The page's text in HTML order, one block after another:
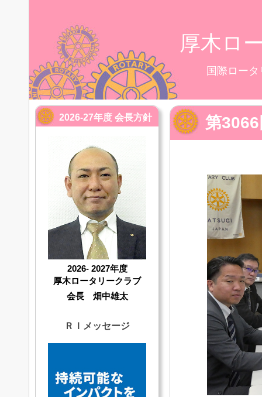
厚木ロ
国際ロー
第
2026-27年度 会長方針
2026- 2027年度
厚木ロータリークラブ
会長 畑中雄太
ＲＩメッセージ